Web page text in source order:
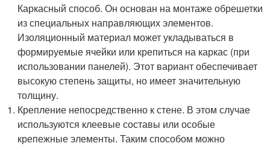
Каркасный способ. Он основан на монтаже обрешетки
из специальных направляющих элементов.
Изоляционный материал может укладываться в
формируемые ячейки или крепиться на каркас (при
использовании панелей). Этот вариант обеспечивает
высокую степень защиты, но имеет значительную
толщину.
Крепление непосредственно к стене. В этом случае
используются клеевые составы или особые
крепежные элементы. Таким способом можно